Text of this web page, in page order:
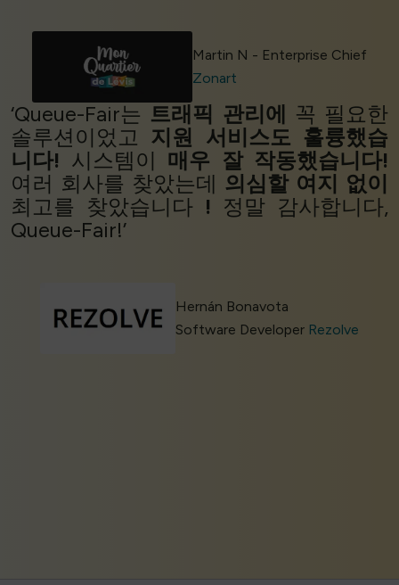
Martin N - Enterprise Chief
Zonart
‘Queue-Fair는 트래픽 관리에
꼭 필요한
솔루션이었고 지원 서비스도 훌륭했습
니다! 시스템이 매우 잘 작동했습니다!
여러 회사를 찾았는데 의심할 여지 없이
최고를 찾았습니다 ! 정말 감사합니다,
Queue-Fair!’
Hernán Bonavota
Software Developer Rezolve